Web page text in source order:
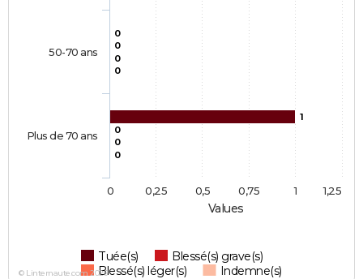
Values
0
1
0
0
0
0
0
0
Tuée(s)
Blessé(s) grave(s)
Blessé(s) léger(s)
Indemne(s)
50-70 ans
Plus de 70 ans
0 1
0,25 0,5 0,75 1,25
© Linternaute.com 2026